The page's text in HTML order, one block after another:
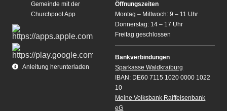
Gemeinde mit der
Churchpool App
Anleitung herunterladen
Öffnungszeiten
Montag – Mittwoch: 9 – 11 Uhr
Donnerstag: 14 – 17 Uhr
Freitag geschlossen
Bankverbindungen
Sparkasse Waldkraiburg
IBAN: DE60 7115 1020 0000 1022
10
Meine Volksbank Raiffeisenbank
eG